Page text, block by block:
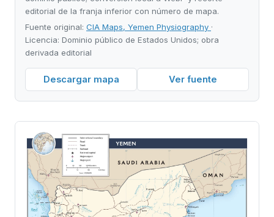
editorial de la franja inferior con número de mapa.
Fuente original: CIA Maps, Yemen Physiography ·
Licencia: Dominio público de Estados Unidos; obra
derivada editorial
Descargar mapa Ver fuente